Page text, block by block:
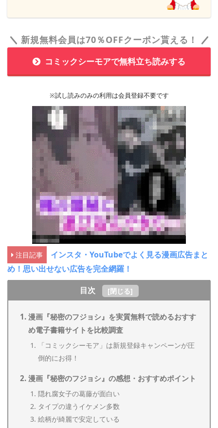
新規無料会員は70％OFFクーポン貰える！
コミックシーモアで無料立ち読みする
※試し読みのみの利用は会員登録不要です
注目記事
インスタ・YouTubeでよく見る漫画広告まと
め！思い出せない広告を完全網羅！
目次
[閉じる]
漫画『秘密のフジョシ』を実質無料で読めるおすす
め電子書籍サイトを比較調査
「コミックシーモア」は新規登録キャンペーンが圧
倒的にお得！
漫画『秘密のフジョシ』の感想・おすすめポイント
隠れ腐女子の葛藤が面白い
タイプの違うイケメン多数
絵柄が綺麗で安定している